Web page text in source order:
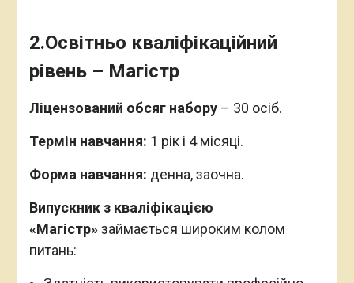
2.Освітньо кваліфікаційний
рівень – Магістр
Ліцензований обсяг набору– 30 осіб.
Термін навчання: 1 рік і 4 місяці.
Форма навчання: денна, заочна.
Випускник з кваліфікацією
«Магістр»займається широким колом
питань: